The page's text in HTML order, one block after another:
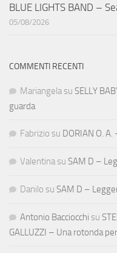
BLUE LIGHTS BAND –
05/08/2026
COMMENTI RECENTI
Mariangela su SELLY
guarda
Fabrizio su DORIAN O. A.
Valentina su SAM D –
Danilo su SAM D –
Antonio Bacciocchi su
GALLUZZI – Una rotonda